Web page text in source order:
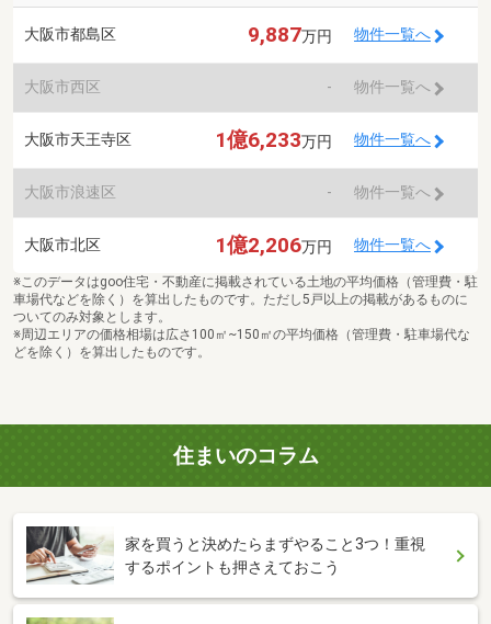
大阪市都島区 9,887万円 物件一覧へ
大阪市西区 - 物件一覧へ
大阪市天王寺区 1億6,233万円 物件一覧へ
大阪市浪速区 - 物件一覧へ
大阪市北区 1億2,206万円 物件一覧へ
※このデータはgoo住宅・不動産に掲載されている土地の平均価格（管理費・駐
車場代などを除く）を算出したものです。ただし5戸以上の掲載があるものに
ついてのみ対象とします。
※周辺エリアの価格相場は広さ100㎡~150㎡の平均価格（管理費・駐車場代な
どを除く）を算出したものです。
住まいのコラム
家を買うと決めたらまずやること3つ！重視
するポイントも押さえておこう